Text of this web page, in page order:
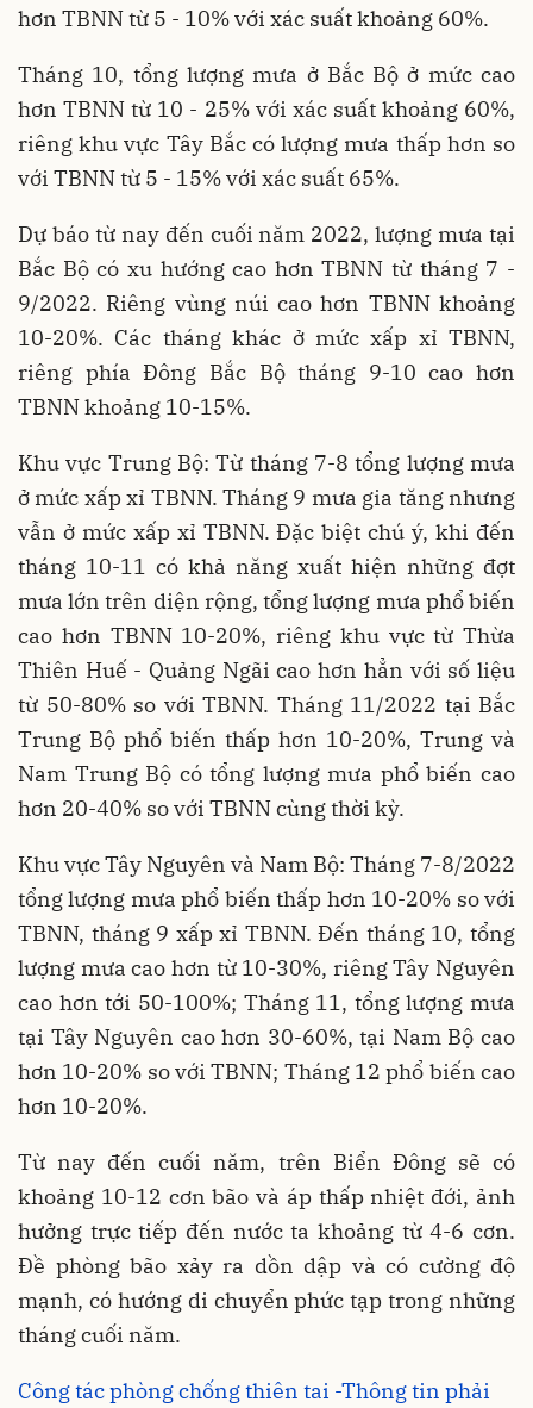
hơn TBNN từ 5 - 10% với xác suất khoảng 60%.
Tháng 10, tổng lượng mưa ở Bắc Bộ ở mức cao
hơn TBNN từ 10 - 25% với xác suất khoảng 60%,
riêng khu vực Tây Bắc có lượng mưa thấp hơn so
với TBNN từ 5 - 15% với xác suất 65%.
Dự báo từ nay đến cuối năm 2022, lượng mưa tại
Bắc Bộ có xu hướng cao hơn TBNN từ tháng 7 -
9/2022. Riêng vùng núi cao hơn TBNN khoảng
10-20%. Các tháng khác ở mức xấp xỉ TBNN,
riêng phía Đông Bắc Bộ tháng 9-10 cao hơn
TBNN khoảng 10-15%.
Khu vực Trung Bộ: Từ tháng 7-8 tổng lượng mưa
ở mức xấp xỉ TBNN. Tháng 9 mưa gia tăng nhưng
vẫn ở mức xấp xỉ TBNN. Đặc biệt chú ý, khi đến
tháng 10-11 có khả năng xuất hiện những đợt
mưa lớn trên diện rộng, tổng lượng mưa phổ biến
cao hơn TBNN 10-20%, riêng khu vực từ Thừa
Thiên Huế - Quảng Ngãi cao hơn hẳn với số liệu
từ 50-80% so với TBNN. Tháng 11/2022 tại Bắc
Trung Bộ phổ biến thấp hơn 10-20%, Trung và
Nam Trung Bộ có tổng lượng mưa phổ biến cao
hơn 20-40% so với TBNN cùng thời kỳ.
Khu vực Tây Nguyên và Nam Bộ: Tháng 7-8/2022
tổng lượng mưa phổ biến thấp hơn 10-20% so với
TBNN, tháng 9 xấp xỉ TBNN. Đến tháng 10, tổng
lượng mưa cao hơn từ 10-30%, riêng Tây Nguyên
cao hơn tới 50-100%; Tháng 11, tổng lượng mưa
tại Tây Nguyên cao hơn 30-60%, tại Nam Bộ cao
hơn 10-20% so với TBNN; Tháng 12 phổ biến cao
hơn 10-20%.
Từ nay đến cuối năm, trên Biển Đông sẽ có
khoảng 10-12 cơn bão và áp thấp nhiệt đới, ảnh
hưởng trực tiếp đến nước ta khoảng từ 4-6 cơn.
Đề phòng bão xảy ra dồn dập và có cường độ
mạnh, có hướng di chuyển phức tạp trong những
tháng cuối năm.
Công tác phòng chống thiên tai -Thông tin phải